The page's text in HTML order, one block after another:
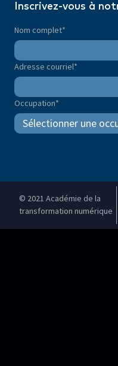
Inscrivez-vous à
Nom complet*
Adresse courriel*
Occupation*
© 2021 Académie de la
transformation numérique